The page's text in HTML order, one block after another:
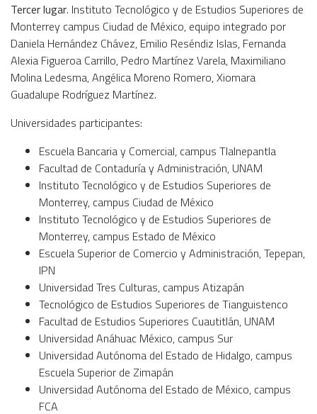
Tercer lugar. Instituto Tecnológico y de Estudios Superiores de
Monterrey campus Ciudad de México, equipo integrado por
Daniela Hernández Chávez, Emilio Reséndiz Islas, Fernanda
Alexia Figueroa Carrillo, Pedro Martínez Varela, Maximiliano
Molina Ledesma, Angélica Moreno Romero, Xiomara
Guadalupe Rodríguez Martínez.
Universidades participantes:
Escuela Bancaria y Comercial, campus Tlalnepantla
Facultad de Contaduría y Administración, UNAM
Instituto Tecnológico y de Estudios Superiores de
Monterrey, campus Ciudad de México
Instituto Tecnológico y de Estudios Superiores de
Monterrey, campus Estado de México
Escuela Superior de Comercio y Administración, Tepepan,
IPN
Universidad Tres Culturas, campus Atizapán
Tecnológico de Estudios Superiores de Tianguistenco
Facultad de Estudios Superiores Cuautitlán, UNAM
Universidad Anáhuac México, campus Sur
Universidad Autónoma del Estado de Hidalgo, campus
Escuela Superior de Zimapán
Universidad Autónoma del Estado de México, campus
FCA